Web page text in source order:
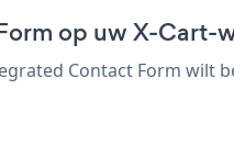
op uw X-Cart-
Contact Form